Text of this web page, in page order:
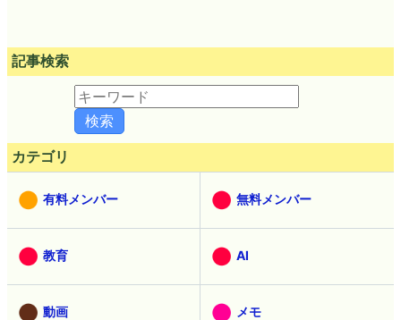
記事検索
カテゴリ
有料メンバー 無料メンバー
教育 AI
動画 メモ